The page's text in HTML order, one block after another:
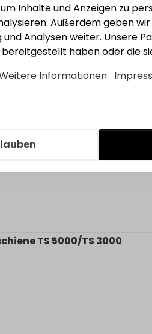
TS 5000/TS 3000
Inhalte und Anzeigen zu
Außerdem geben
und Analysen weiter.
bereitgestellt haben oder die
Informationen